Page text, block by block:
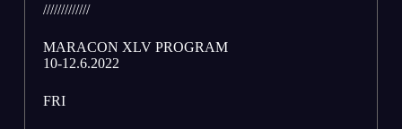
/////////////
MARACON XLV PROGRAM
10-12.6.2022
FRI